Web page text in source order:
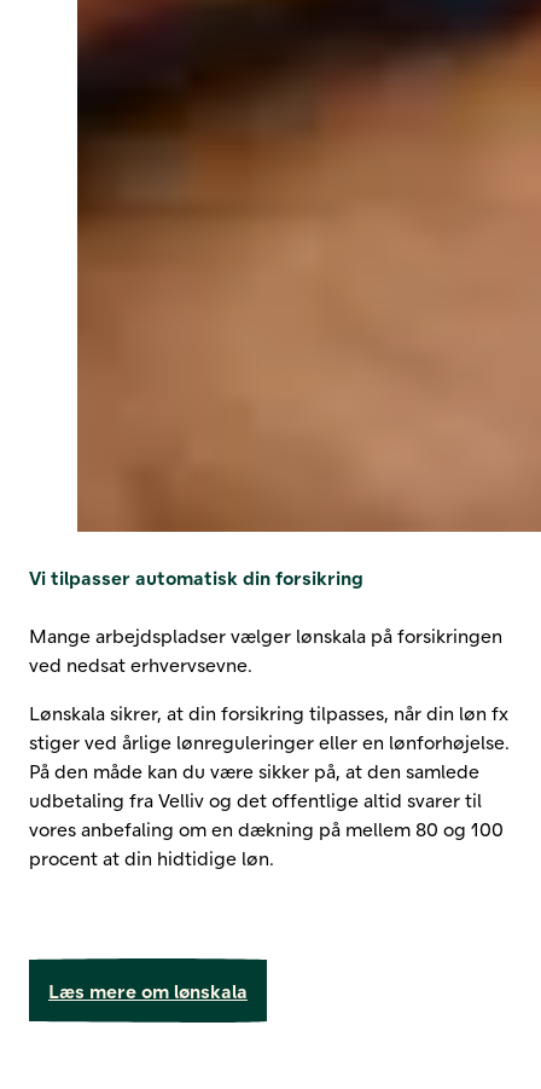
Vi tilpasser automatisk din forsikring
Mange arbejdspladser vælger lønskala på forsikringen
ved nedsat erhvervsevne.
Lønskala sikrer, at din forsikring tilpasses, når din løn fx
stiger ved årlige lønreguleringer eller en lønforhøjelse.
På den måde kan du være sikker på, at den samlede
udbetaling fra Velliv og det offentlige altid svarer til
vores anbefaling om en dækning på mellem 80 og 100
procent at din hidtidige løn.
Læs mere om lønskala